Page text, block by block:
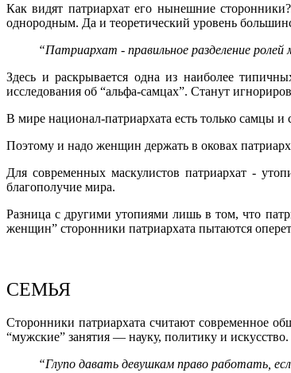
Как видят патриархат его нынешние
однородным. Да и теоретический уровень
“Патриархат - правильное разделение
Здесь и раскрывается одна из наиболее
исследования об “альфа-самцах”. Станут
В мире национал-патриархата есть только самцы
Поэтому и надо женщин держать в оковах
Для современных маскулистов патриархат -
благополучие мира.
Разница с другими утопиями лишь в том, что
женщин” сторонники патриархата пытаются
СЕМЬЯ
Сторонники патриархата считают современное
“мужские” занятия — науку, политику и
“Глупо давать девушкам право работать,